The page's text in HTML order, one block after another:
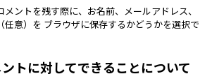
ントを残す際に、お名前、メールアドレス、
任意）を ブラウザに保存するかどうかを選択で
トに対してできることについて